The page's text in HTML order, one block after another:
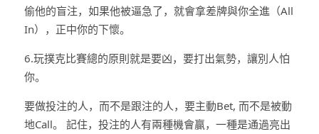
偷他的盲注，如果他被逼急了，就會拿差牌與你全進（All
In），正中你的下懷。
6.玩撲克比賽總的原則就是要凶，要打出氣勢，讓別人怕
你。
要做投注的人，而不是跟注的人，要主動Bet, 而不是被動
地Call。 記住，投注的人有兩種機會贏，一種是通過亮出